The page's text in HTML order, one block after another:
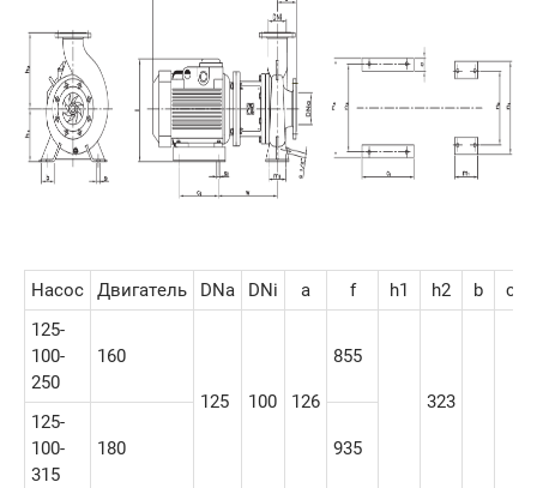
Насос Двигатель DNa DNi a f h1 h2 b
c
125-
100-
250
160
125 100 126
855
323
125-
100-
315
180 935